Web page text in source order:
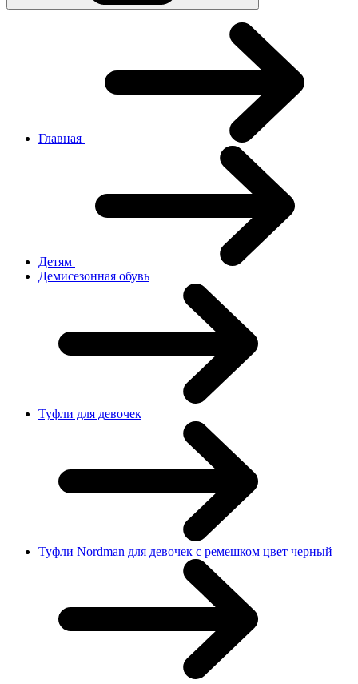
Главная
Детям
Демисезонная обувь
Туфли для девочек
Туфли Nordman для девочек с ремешком цвет черный